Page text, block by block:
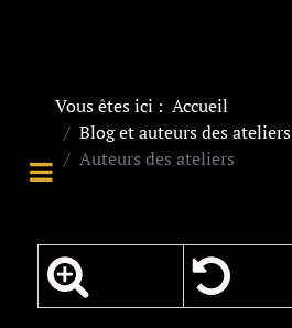
Vous êtes ici : Accueil
Blog et auteurs des ateliers
Auteurs des ateliers